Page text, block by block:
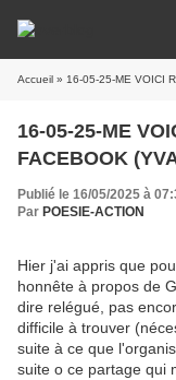
Accueil » 16-05-25-ME VOICI
16-05-25-ME
FACEBOOK
Publié le 16/05/2025 à
Par POESIE-ACTION
Hier j'ai appris que
honnête à propos de
dire relégué, pas
difficile à trouver
suite à ce que
suite o ce partage qui